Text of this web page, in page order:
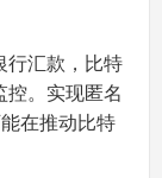
行汇款，比特
。实现匿名
在推动比特